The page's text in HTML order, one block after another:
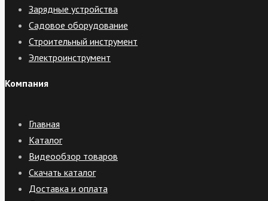
Зарядные устройства
Садовое оборудование
Строительный инструмент
Электроинструмент
Компания
Главная
Каталог
Видеообзор товаров
Скачать каталог
Доставка и оплата